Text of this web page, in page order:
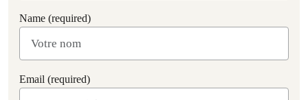
Name (required)
Email (required)